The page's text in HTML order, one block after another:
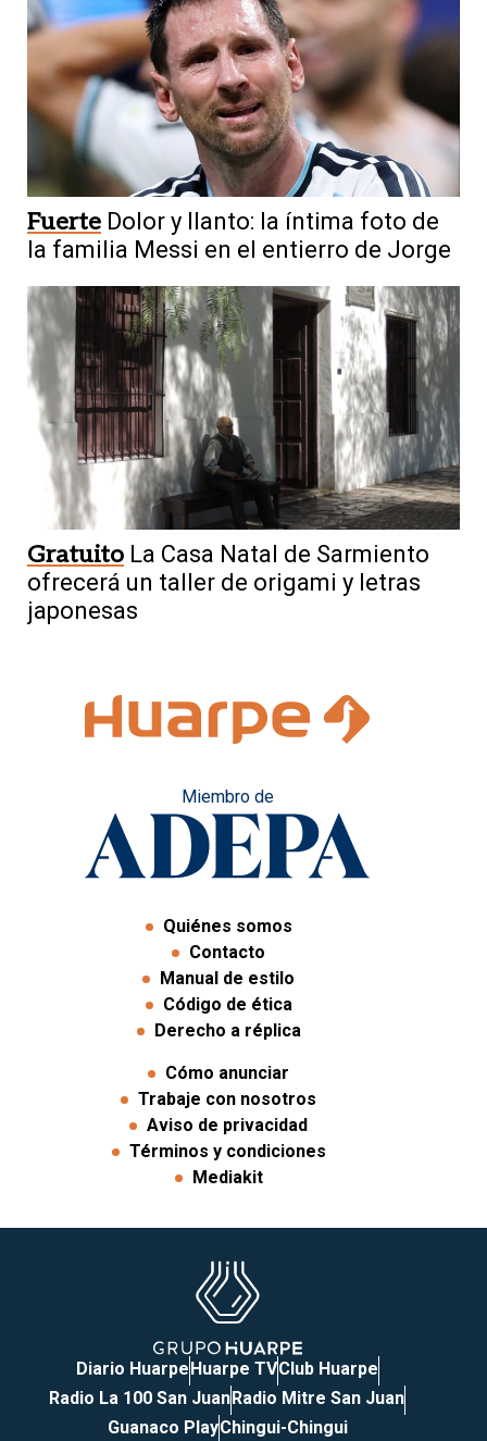
Fuerte Dolor y llanto: la íntima foto de
la familia Messi en el entierro de Jorge
Gratuito La Casa Natal de Sarmiento
ofrecerá un taller de origami y letras
japonesas
Miembro de
Quiénes somos
Contacto
Manual de estilo
Código de ética
Derecho a réplica
Cómo anunciar
Trabaje con nosotros
Aviso de privacidad
Términos y condiciones
Mediakit
Diario HuarpeHuarpe TVClub Huarpe
Radio La 100 San JuanRadio Mitre San Juan
Guanaco PlayChingui-Chingui